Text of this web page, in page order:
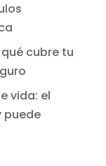
cubre tu
vida: el
puede